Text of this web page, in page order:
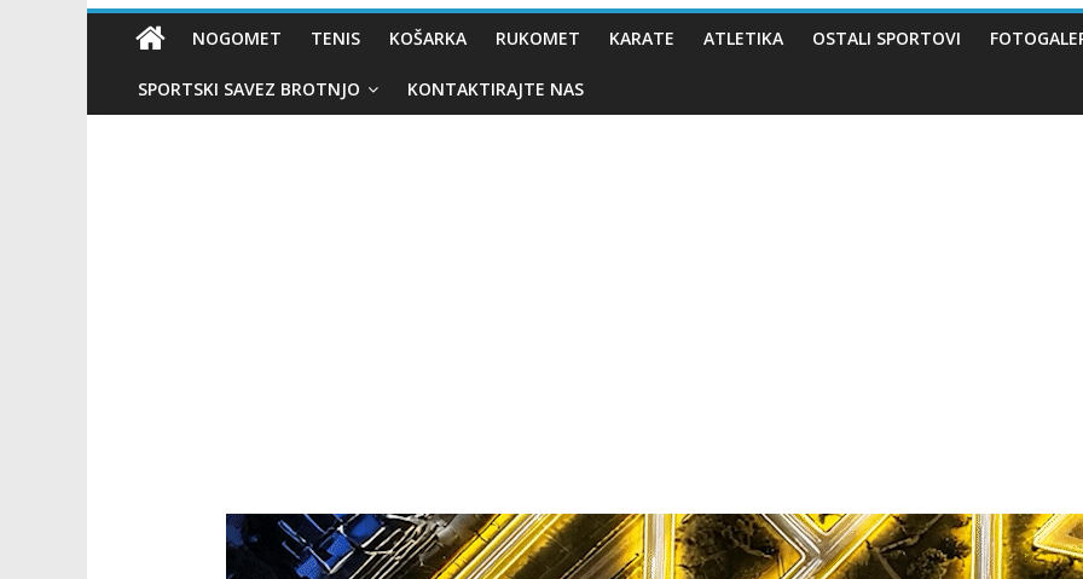
NOGOMET TENIS KOŠARKA RUKOMET KARATE ATLETIKA OSTALI SPORTOVI
SPORTSKI SAVEZ BROTNJO KONTAKTIRAJTE NAS